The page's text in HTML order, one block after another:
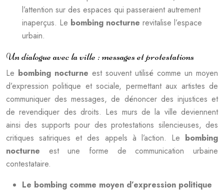
l’attention sur des espaces qui passeraient autrement
inaperçus. Le bombing nocturne revitalise l’espace
urbain.
Un dialogue avec la ville : messages et protestations
Le bombing nocturne est souvent utilisé comme un moyen
d’expression politique et sociale, permettant aux artistes de
communiquer des messages, de dénoncer des injustices et
de revendiquer des droits. Les murs de la ville deviennent
ainsi des supports pour des protestations silencieuses, des
critiques satiriques et des appels à l’action. Le bombing
nocturne est une forme de communication urbaine
contestataire.
Le bombing comme moyen d’expression politique